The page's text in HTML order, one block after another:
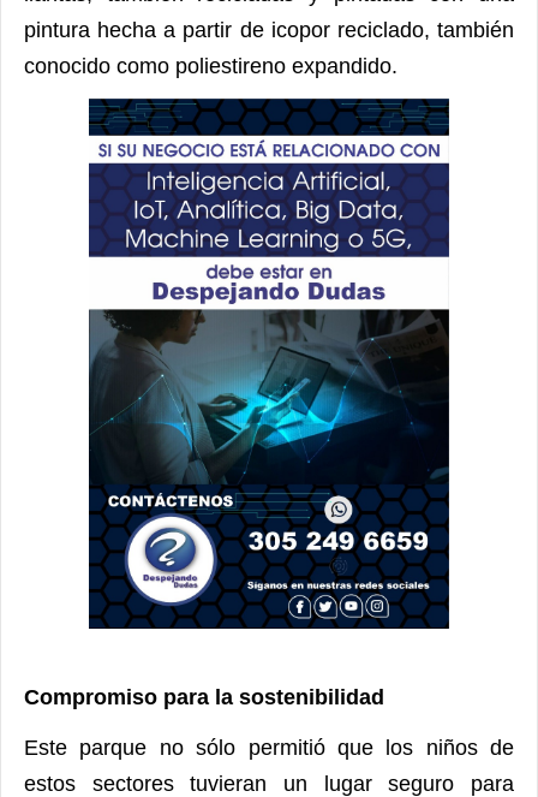
pintura hecha a partir de icopor reciclado, también
conocido como poliestireno expandido.
Compromiso para la sostenibilidad
Este parque no sólo permitió que los niños de
estos sectores tuvieran un lugar seguro para